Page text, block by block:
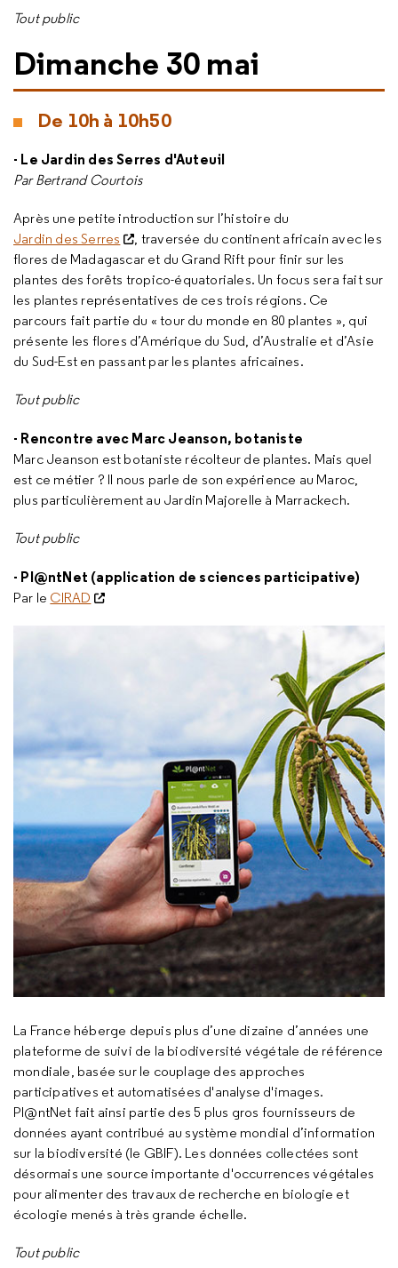
Tout public
Dimanche 30 mai
De 10h à 10h50
- Le Jardin des Serres d'Auteuil
Par Bertrand Courtois
Après une petite introduction sur l’histoire du
Jardin des Serres
, traversée du continent africain avec les
flores de Madagascar et du Grand Rift pour finir sur les
plantes des forêts tropico-équatoriales. Un focus sera fait sur
les plantes représentatives de ces trois régions. Ce
parcours fait partie du « tour du monde en 80 plantes », qui
présente les flores d’Amérique du Sud, d’Australie et d’Asie
du Sud-Est en passant par les plantes africaines.
Tout public
- Rencontre avec Marc Jeanson, botaniste
Marc Jeanson est botaniste récolteur de plantes. Mais quel
est ce métier ? Il nous parle de son expérience au Maroc,
plus particulièrement au Jardin Majorelle à Marrackech.
Tout public
- Pl@ntNet (application de sciences participative)
Par le CIRAD
La France héberge depuis plus d’une dizaine d’années une
plateforme de suivi de la biodiversité végétale de référence
mondiale, basée sur le couplage des approches
participatives et automatisées d'analyse d'images.
Pl@ntNet fait ainsi partie des 5 plus gros fournisseurs de
données ayant contribué au système mondial d’information
sur la biodiversité (le GBIF). Les données collectées sont
désormais une source importante d'occurrences végétales
pour alimenter des travaux de recherche en biologie et
écologie menés à très grande échelle.
Tout public